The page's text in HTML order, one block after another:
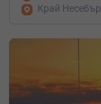
Край Несебър